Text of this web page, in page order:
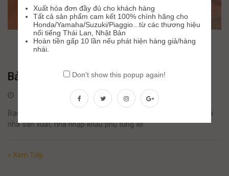
Bảng giá sỉ phụ tùng xe máy chính hãng
27 Tháng Mười, 2021
Bạn kinh doanh phụ tùng xe máy và muốn tìm nơi kết nối giữa
nhà sản xuất, nhà nhập khẩu phụ tùng xe
» Xem Tiếp
Xuất hóa đơn đầy đủ cho khách hàng
Tất cả sản phẩm cam kết 100% chính hãng cho
Honda/Yamaha/Suzuki/Piaggio...từ các thương hiệu
nổi tiếng Thái Lan, Nhật Bản
Hoàn tiền gấp 10 lần nếu phát hiện hàng giả/hàng
nhái.
Don't show this popup again!